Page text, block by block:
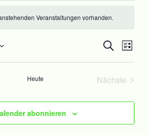
Veranstaltungen vorhanden.
Suche
Liste
Heute
Nächste
abonnieren